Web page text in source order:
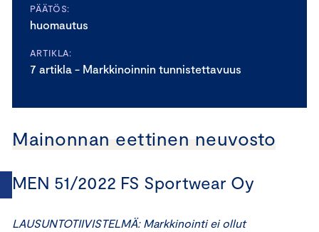
PÄÄTÖS:
huomautus
ARTIKLA:
7 artikla - Markkinoinnin tunnistettavuus
Mainonnan eettinen neuvosto
MEN 51/2022 FS Sportwear Oy
LAUSUNTOTIIVISTELMÄ: Markkinointi ei ollut